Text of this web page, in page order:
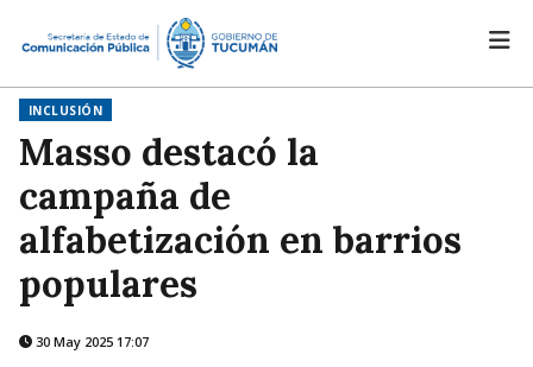
INCLUSIÓN
Masso destacó la
campaña de
alfabetización en barrios
populares
30 May 2025 17:07